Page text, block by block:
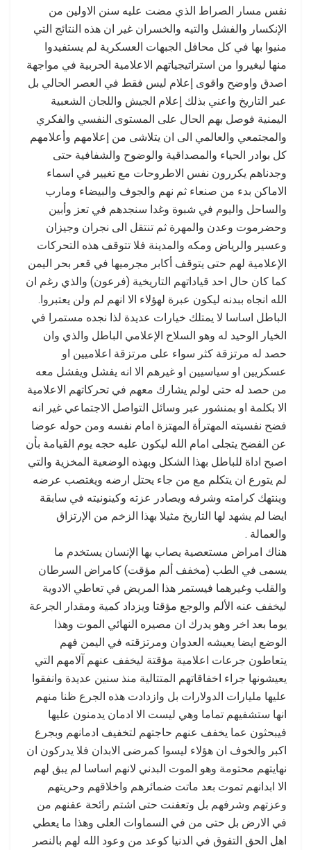
نفس مسار الصراط الذي مضت عليه سنن الاولين من
الإنكسار والفشل والتيه والخسران غير ان هذه النتائج التي
منيوا بها في كل محافل الجبهات العسكرية لم يستفيدوا
منها ليغيروا من استراتيجياتهم الاعلامية الحربية في مواجهة
اصدق واوضح واقوى إعلام ليس فقط في العصر الحالي بل
عبر التاريخ واعني بذلك إعلام الجيش واللجان الشعبية
اليمنية فوصل بهم الحال على المستوى النفسي والفكري
والمجتمعي والعالمي الى ان يتلاشى من إعلامهم وأعلامهم
كل بوادر الحياء والمصداقية والوضوح والشفافية حتى
وجدناهم يكررون نفس الاطروحات مع تغيير في اسماء
الاماكن بدء من صنعاء ثم نهم والجوف والبيضاء ومارب
والساحل واليوم في شبوة وغدا سنجدهم في تعز وأبين
وحضرموت وعدن والمهرة ثم تنتقل الى نجران وجيزان
وعسير والرياض ومكه والمدينة فلا تتوقف هذه التحركات
الإعلامية لهم حتى يتوقف أكابر مجرميها في قعر بحر اليمن
كما كان حال احد قياداتهم التاريخية (فرعون) والذي رغم ان
الله انجاه ببدنه ليكون عبرة لهؤلاء الا انهم لم ولن يعتبروا.
الباطل اساسا لا يمتلك خيارات عديدة لذا نجده مستمرا في
الخيار الوحيد له وهو السلاح الإعلامي الباطل والذي وان
حصد له مرتزقة كثر سواء على مرتزقة اعلاميين او
عسكريين او سياسيين او غيرهم الا انه يفشل ويفشل معه
من حصد له حتى لولم يشارك معهم في تحركاتهم الاعلامية
الا بكلمة او بمنشور عبر وسائل التواصل الاجتماعي غير انه
فضح نفسيته المهترأة المهتزة امام نفسه ومن حوله عوضا
عن الفضح يتجلى امام الله ليكون عليه حجه يوم القيامة بأن
اصبح اداة للباطل بهذا الشكل وبهذه الوضعية المخزية والتي
لم يتورع ان يتكلم مع من جاء يحتل ارضه ويغتصب عرضه
وينتهك كرامته وشرفه ويصادر عزته وكينونيته في سابقة
ايضا لم يشهد لها التاريخ مثيلا بهذا الزخم من الإرتزاق
والعمالة .
هناك امراض مستعصية يصاب بها الإنسان يستخدم ما
يسمى في الطب (مخفف ألم مؤقت) كامراض السرطان
والقلب وغيرهما فيستمر هذا المريض في تعاطي الادوية
ليخفف عنه الألم والوجع مؤقتا ويزداد كمية ومقدار الجرعة
يوما بعد اخر وهو يدرك ان مصيره النهائي الموت وهذا
الوضع ايضا يعيشه العدوان ومرتزقته في اليمن فهم
يتعاطون جرعات اعلامية مؤقتة ليخفف عنهم آلامهم التي
يعيشونها جراء اخفاقاتهم المتتالية منذ سنين عديدة وانفقوا
عليها مليارات الدولارات بل وازدادت هذه الجرع ظنا منهم
انها ستشفيهم تماما وهي ليست الا ادمان يدمنون عليها
فيبحثون عما يخفف عنهم حاجتهم لتخفيف ادمانهم وبجرع
اكبر والخوف ان هؤلاء ليسوا كمرضى الابدان فلا يدركون ان
نهايتهم محتومة وهو الموت البدني لانهم اساسا لم يبق لهم
الا ابدانهم تموت بعد ماتت ضمائرهم واخلاقهم وحريتهم
وعزتهم وشرفهم بل وتعفنت حتى اشتم رائحة عفنهم من
في الارض بل حتى من في السماوات العلى وهذا ما يعطي
اهل الحق التفوق في الدنيا كوعد من وعود الله لهم بالنصر